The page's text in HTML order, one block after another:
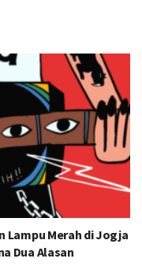
Lampu Merah di Jogja
Dua Alasan